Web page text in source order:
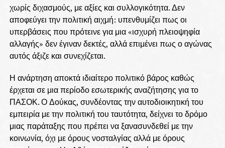
χωρίς διχασμούς, με αξίες και συλλογικότητα. Δεν
αποφεύγει την πολιτική αιχμή: υπενθυμίζει πως οι
υπερβάσεις που πρότεινε για μια «ισχυρή πλειοψηφία
αλλαγής» δεν έγιναν δεκτές, αλλά επιμένει πως ο αγώνας
αυτός άξιζε και συνεχίζεται.
Η ανάρτηση αποκτά ιδιαίτερο πολιτικό βάρος καθώς
έρχεται σε μια περίοδο εσωτερικής αναζήτησης για το
ΠΑΣΟΚ. Ο Δούκας, συνδέοντας την αυτοδιοικητική του
εμπειρία με την πολιτική του ταυτότητα, δείχνει το δρόμο
μιας παράταξης που πρέπει να ξανασυνδεθεί με την
κοινωνία, όχι με όρους νοσταλγίας αλλά με όρους